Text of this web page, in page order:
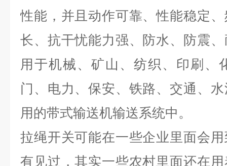
性能，并且动作可靠、性能稳定
长、抗干忧能力强、防水、防震
用于机械、矿山、纺织、印刷、
门、电力、保安、铁路、交通、
用的带式输送机输送系统中。
拉绳开关可能在一些企业里面会
有见过，其实一些农村里面还在